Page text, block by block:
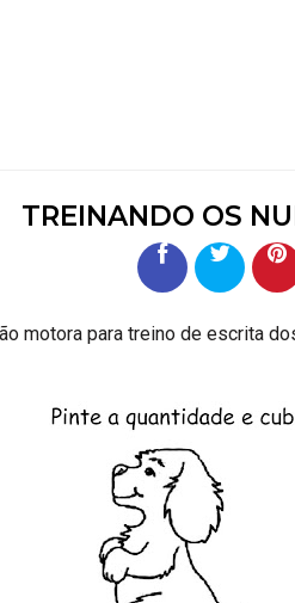
TREINANDO OS
motora para treino de escrita